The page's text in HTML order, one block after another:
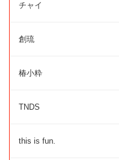
チャイ
創琉
椿小粋
TNDS
this is fun.